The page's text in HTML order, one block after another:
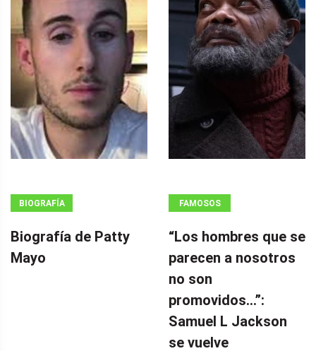
BIOGRAFÍA
Biografía de Patty
Mayo
FAMOSOS
“Los hombres que se
parecen a nosotros
no son
promovidos…”:
Samuel L Jackson
se vuelve